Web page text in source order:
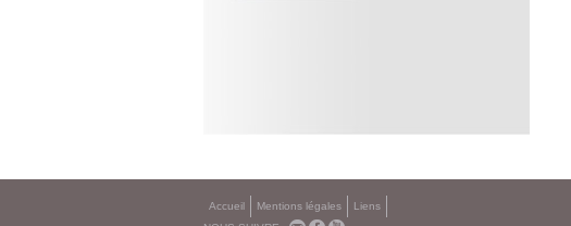
Accueil Mentions légales
Liens